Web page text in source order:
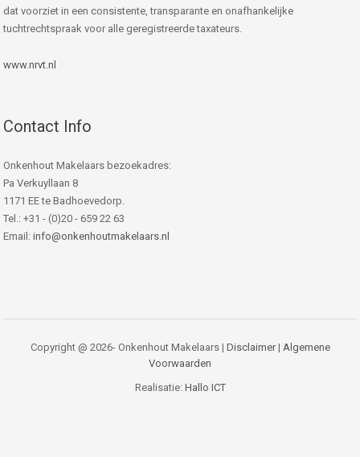
dat voorziet in een consistente, transparante en onafhankelijke
tuchtrechtspraak voor alle geregistreerde taxateurs.
www.nrvt.nl
Contact Info
Onkenhout Makelaars bezoekadres:
Pa Verkuyllaan 8
1171 EE te Badhoevedorp.
Tel.: +31 - (0)20 - 659 22 63
Email: info@onkenhoutmakelaars.nl
Copyright @ 2026- Onkenhout Makelaars | Disclaimer| Algemene
Voorwaarden
Realisatie: Hallo ICT